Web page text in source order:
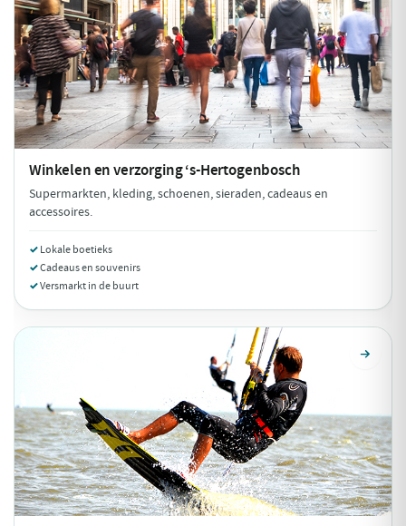
Winkelen en verzorging‘s-Hertogenbosch
Supermarkten, kleding, schoenen, sieraden, cadeaus en
accessoires.
Lokale boetieks
Cadeaus en souvenirs
Versmarkt in de buurt